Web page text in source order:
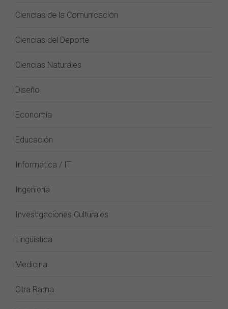
Ciencias de la Comunicación
Ciencias del Deporte
Ciencias Naturales
Diseño
Economía
Educación
Informática / IT
Ingeniería
Investigaciones Culturales
Lingüística
Medicina
Otra Rama